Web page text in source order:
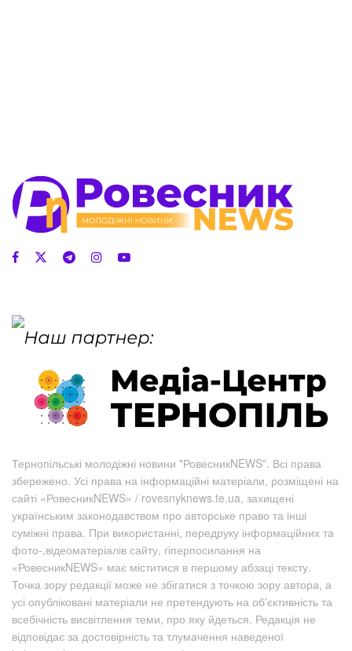
Тернопільські молодіжні новини "РовесникNEWS". Всі права
збережено. Усі права на інформаційні матеріали, розміщені на
сайті «РовесникNEWS» / rovesnyknews.te.ua, захищені
українським законодавством про авторське право та інші
суміжні права. При використанні, передруку інформаційних та
фото-,відеоматеріалів сайту, гіперпосилання на
«РовесникNEWS» має міститися в першому абзаці тексту.
Точка зору редакції може не збігатися з точкою зору автора, а
усі опубліковані матеріали не претендують на об'єктивність та
всебічність висвітлення теми, про яку йдеться. Редакція не
відповідає за достовірність та тлумачення наведеної